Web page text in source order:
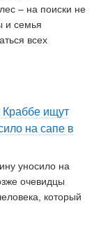
– на поиски не
и семья
всех
Краббе ищут
на сапе в
уносило на
очевидцы
который